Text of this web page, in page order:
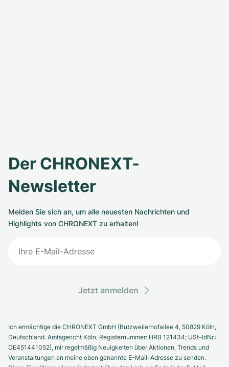
Der CHRONEXT-
Newsletter
Melden Sie sich an, um alle neuesten Nachrichten und
Highlights von CHRONEXT zu erhalten!
Jetzt anmelden
Ich ermächtige die CHRONEXT GmbH (Butzweilerhofallee 4, 50829 Köln,
Deutschland. Amtsgericht Köln, Registernummer: HRB 121434; USt-IdNr.:
DE451441052), mir regelmäßig Neuigkeiten über Aktionen, Trends und
Veranstaltungen an meine oben genannte E-Mail-Adresse zu senden.